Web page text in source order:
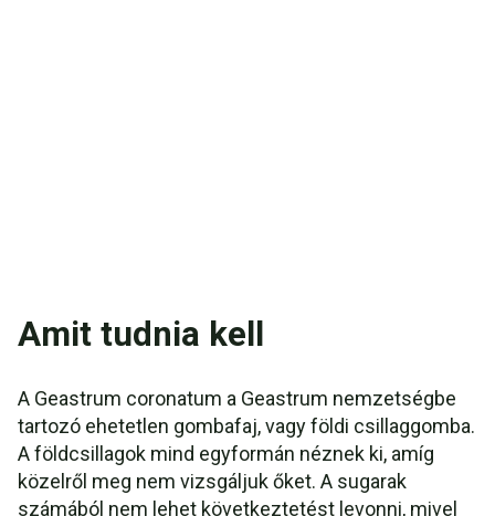
Amit tudnia kell
A Geastrum coronatum a Geastrum nemzetségbe
tartozó ehetetlen gombafaj, vagy földi csillaggomba.
A földcsillagok mind egyformán néznek ki, amíg
közelről meg nem vizsgáljuk őket. A sugarak
számából nem lehet következtetést levonni, mivel